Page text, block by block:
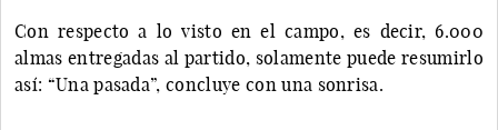
Con respecto a lo visto en el campo, es decir, 6.000
almas entregadas al partido, solamente puede resumirlo
así: “Una pasada”, concluye con una sonrisa.